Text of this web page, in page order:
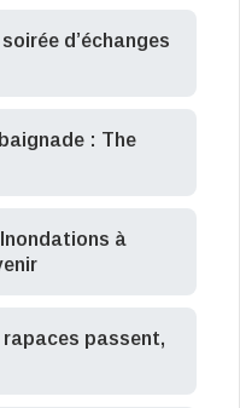
d’échanges
: The
à
passent,